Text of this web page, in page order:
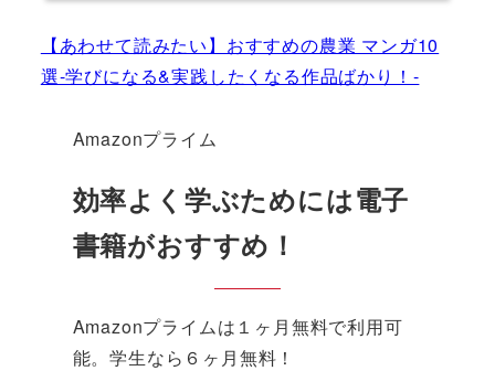
【あわせて読みたい】おすすめの農業 マンガ10
選-学びになる&実践したくなる作品ばかり！-
Amazonプライム
効率よく学ぶためには電子
書籍がおすすめ！
Amazonプライムは１ヶ月無料で利用可
能。学生なら６ヶ月無料！